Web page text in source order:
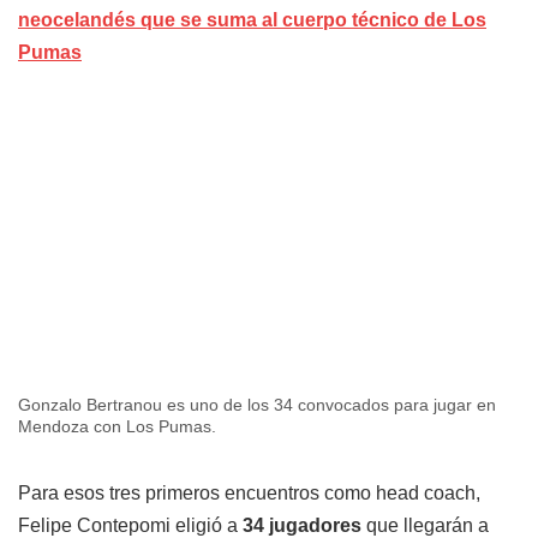
neocelandés que se suma al cuerpo técnico de Los
Pumas
Gonzalo Bertranou es uno de los 34 convocados para jugar en
Mendoza con Los Pumas.
Para esos tres primeros encuentros como head coach,
Felipe Contepomi eligió a 34 jugadores que llegarán a